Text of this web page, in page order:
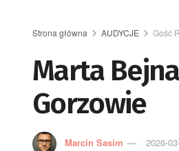
Strona główna AUDYCJE Gość
Marta
Gorzowie
Marcin Sasim 2026-